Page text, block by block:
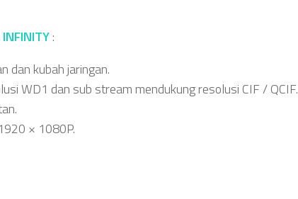
:
dan kubah jaringan.
WD1 dan sub stream mendukung resolusi CIF / QCIF.
× 1080P.